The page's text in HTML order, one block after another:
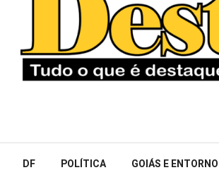
DF POLÍTICA GOIÁS E ENTORNO